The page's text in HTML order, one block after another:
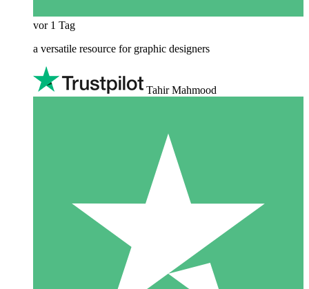
vor 1 Tag
a versatile resource for graphic designers
Tahir Mahmood